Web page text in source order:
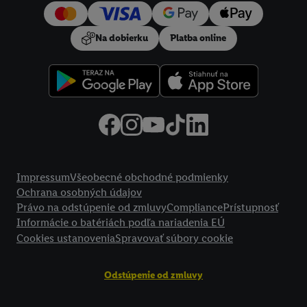
Na dobierku Platba online
ImpressumVšeobecné obchodné podmienky
Ochrana osobných údajov
Právo na odstúpenie od zmluvyCompliancePrístupnosť
Informácie o batériách podľa nariadenia EÚ
Cookies ustanoveniaSpravovať súbory cookie
Odstúpenie od zmluvy
používanie potrebných technológií. Kliknutím na "Súhlasím
vyjadríte súhlas so spracúvaním na všetky vyššie uvedené účely.
Ďalšie informácie vrátane informácií o dobe uchovávania
údajov a Vašom práve kedykoľvek odvolať súhlas s účinnosťou
do budúcnosti nájdete v našich
zásadách ochrany osobných
.Imprint nájdete tu.